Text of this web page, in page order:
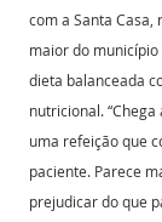
com a Santa Casa,
maior do
dieta balanceada
nutricional.
uma refeição que
paciente. Parece
prejudicar do que